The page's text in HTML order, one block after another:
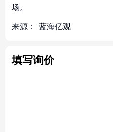
场。
来源： 蓝海亿观
填写询价